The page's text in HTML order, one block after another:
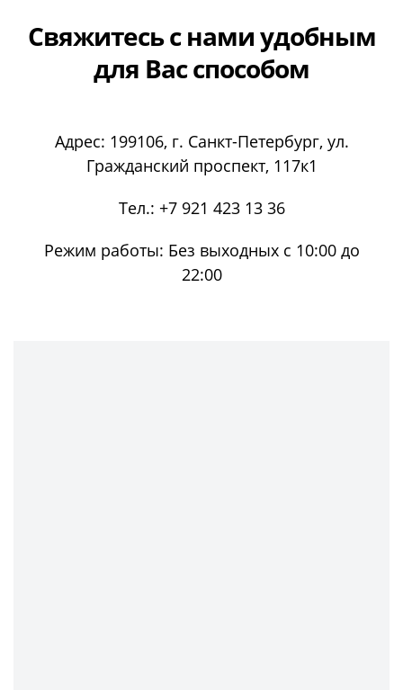
Свяжитесь с намиудобным
для Вас способом
Адрес: 199106, г. Санкт-Петербург, ул.
Гражданский проспект, 117к1
Тел.: +7 921 423 13 36
Режим работы: Без выходных с 10:00 до
22:00